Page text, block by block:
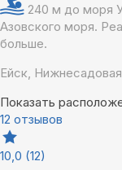
240 м до моря
Азовского моря.
больше.
Ейск, Нижнесадовая
Показать
12 отзывов
10,0 (12)